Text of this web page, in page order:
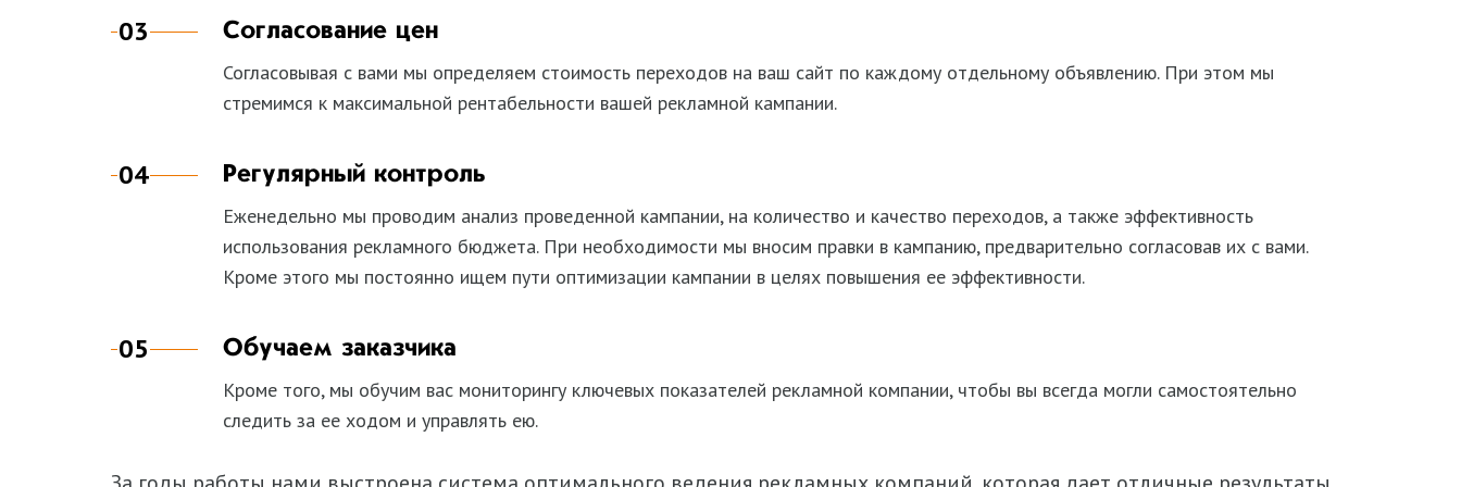
03 Согласование цен
Согласовывая с вами мы определяем стоимость переходов на ваш сайт по каждому отдельному объявлению. При этом мы
стремимся к максимальной рентабельности вашей рекламной кампании.
04 Регулярный контроль
Еженедельно мы проводим анализ проведенной кампании, на количество и качество переходов, а также эффективность
использования рекламного бюджета. При необходимости мы вносим правки в кампанию, предварительно согласовав их с вами.
Кроме этого мы постоянно ищем пути оптимизации кампании в целях повышения ее эффективности.
05 Обучаем заказчика
Кроме того, мы обучим вас мониторингу ключевых показателей рекламной компании, чтобы вы всегда могли самостоятельно
следить за ее ходом и управлять ею.